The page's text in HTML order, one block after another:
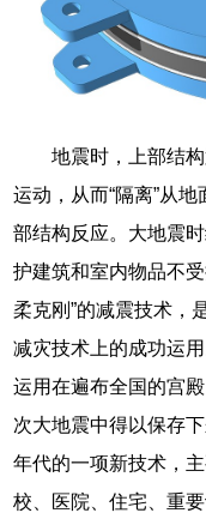
地震时，上部结
运动，从而“隔离”从
部结构反应。大地震
护建筑和室内物品不
柔克刚”的减震技术，
减灾技术上的成功运
运用在遍布全国的宫
次大地震中得以保存
年代的一项新技术，
校、医院、住宅、重